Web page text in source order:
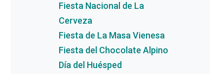
Fiesta Nacional de La
Cerveza
Fiesta de La Masa Vienesa
Fiesta del Chocolate Alpino
Día del Huésped